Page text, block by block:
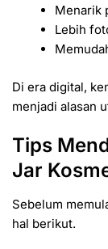
Menarik
Lebih
Di era digital,
menjadi alasan
Tips
Jar
Sebelum
hal berikut.